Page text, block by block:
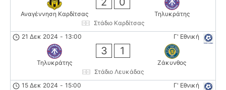
Αναγέννηση Καρδίτσας
Τηλυκράτης
Στάδιο Καρδίτσας
Γ' Εθνική
21 Δεκ 2024 - 13:00
Τηλυκράτης
3 1
Ζάκυνθος
Στάδιο Λευκάδας
Γ' Εθνική
15 Δεκ 2024 - 15:00